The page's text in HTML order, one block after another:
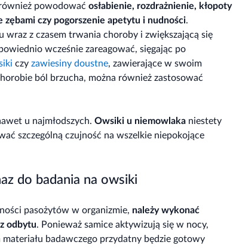
powodować osłabienie, rozdrażnienie, kłopoty
zębami czy pogorszenie apetytu i nudności.
wraz z czasem trwania choroby i zwiększającą się
wcześnie zareagować, sięgając po
czy zawiesiny doustne, zawierające w swoim
ból brzucha, można również zastosować
u najmłodszych. Owsiki u niemowlaka niestety
szczególną czujność na wszelkie niepokojące
do badania na owsiki
pasożytów w organizmie, należy wykonać
odbytu. Ponieważ samice aktywizują się w nocy,
badawczego przydatny będzie gotowy